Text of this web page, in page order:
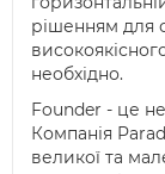
рішенням для
необхідно.
Founder - це
Компанія
великої та